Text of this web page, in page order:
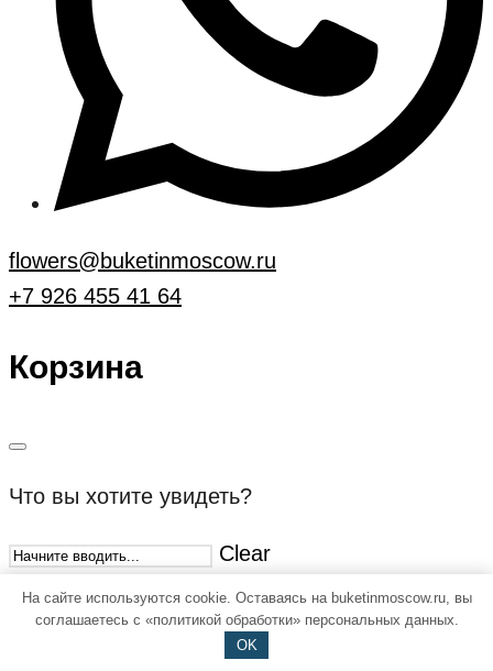
flowers@buketinmoscow.ru
+7 926 455 41 64
Корзина
Что вы хотите увидеть?
Clear
На сайте используются cookie. Оставаясь на buketinmoscow.ru, вы
соглашаетесь с «политикой обработки» персональных данных.
OK